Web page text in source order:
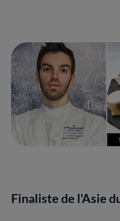
Finaliste de l'Asie